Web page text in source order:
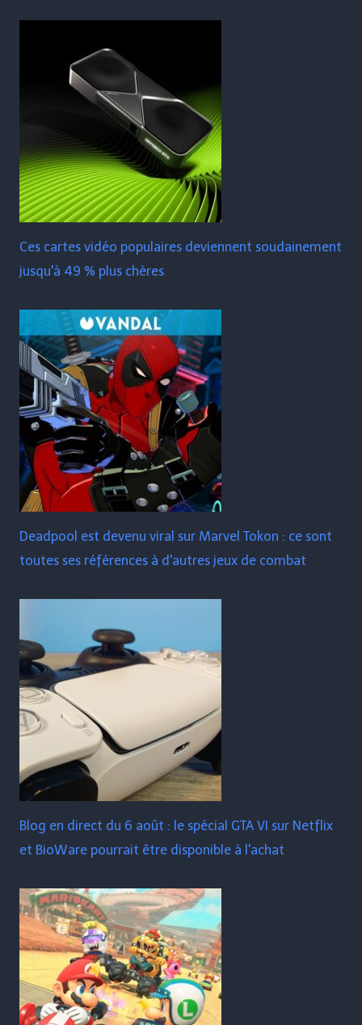
Ces cartes vidéo populaires deviennent soudainement
jusqu'à 49 % plus chères
Deadpool est devenu viral sur Marvel Tokon : ce sont
toutes ses références à d'autres jeux de combat
Blog en direct du 6 août : le spécial GTA VI sur Netflix
et BioWare pourrait être disponible à l'achat